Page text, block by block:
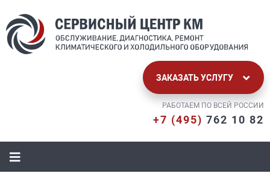
ЗАКАЗАТЬ УСЛУГУ
РАБОТАЕМ ПО ВСЕЙ РОССИИ
+7 (495) 762 10 82